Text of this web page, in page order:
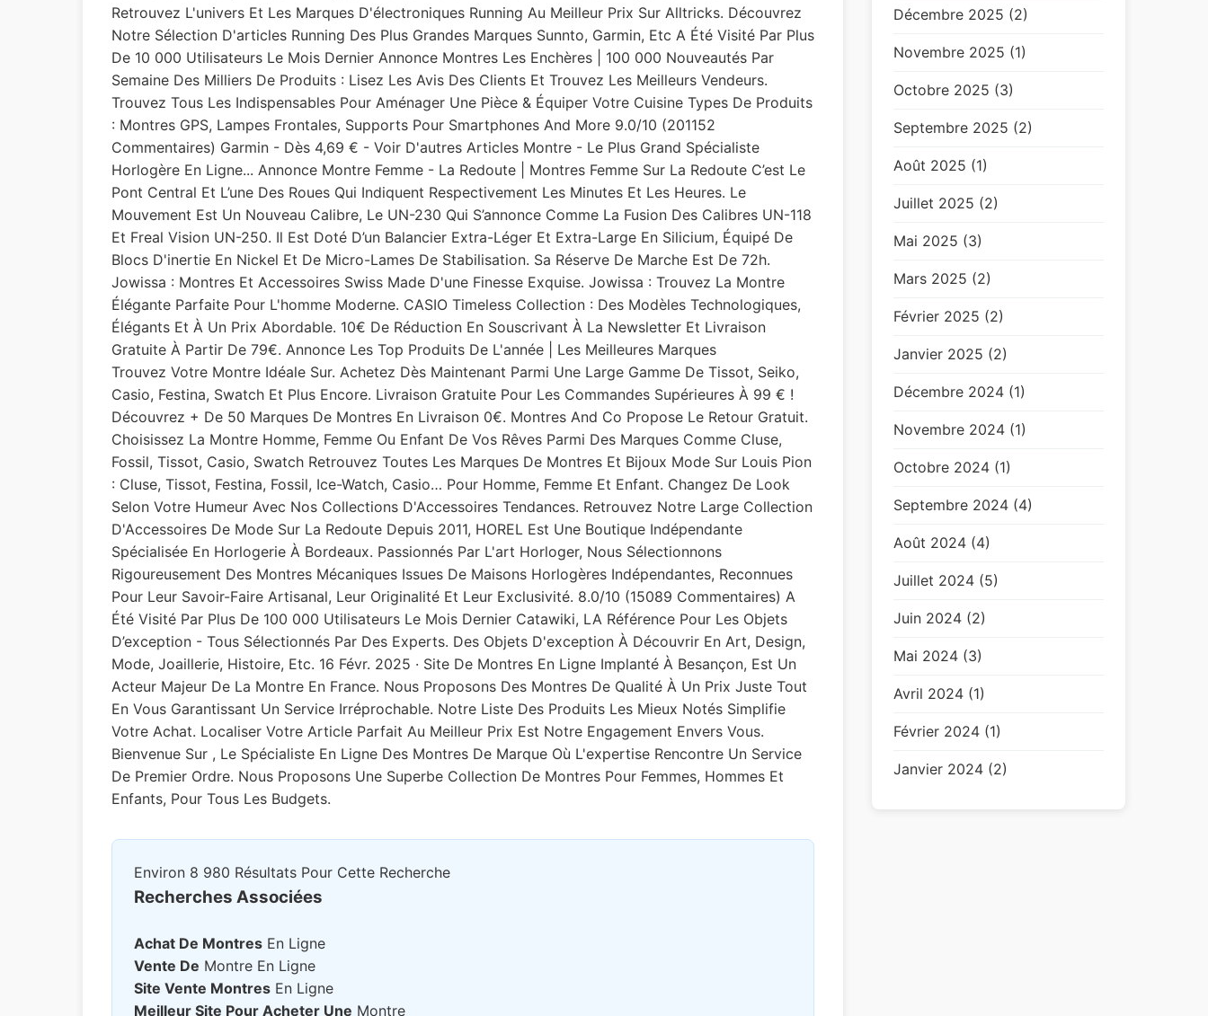
Retrouvez L'univers Et Les Marques D'électroniques Running Au Meilleur Prix Sur Alltricks. Découvrez
Notre Sélection D'articles Running Des Plus Grandes Marques Sunnto, Garmin, Etc A Été Visité Par Plus
De 10 000 Utilisateurs Le Mois Dernier Annonce Montres Les Enchères | 100 000 Nouveautés Par
Semaine Des Milliers De Produits : Lisez Les Avis Des Clients Et Trouvez Les Meilleurs Vendeurs.
Trouvez Tous Les Indispensables Pour Aménager Une Pièce & Équiper Votre Cuisine Types De Produits
: Montres GPS, Lampes Frontales, Supports Pour Smartphones And More 9.0/10 (201152
Commentaires) Garmin - Dès 4,69 € - Voir D'autres Articles Montre - Le Plus Grand Spécialiste
Horlogère En Ligne... Annonce Montre Femme - La Redoute | Montres Femme Sur La Redoute C’est Le
Pont Central Et L’une Des Roues Qui Indiquent Respectivement Les Minutes Et Les Heures. Le
Mouvement Est Un Nouveau Calibre, Le UN-230 Qui S’annonce Comme La Fusion Des Calibres UN-118
Et Freal Vision UN-250. Il Est Doté D’un Balancier Extra-Léger Et Extra-Large En Silicium, Équipé De
Blocs D'inertie En Nickel Et De Micro-Lames De Stabilisation. Sa Réserve De Marche Est De 72h.
Jowissa : Montres Et Accessoires Swiss Made D'une Finesse Exquise. Jowissa : Trouvez La Montre
Élégante Parfaite Pour L'homme Moderne. CASIO Timeless Collection : Des Modèles Technologiques,
Élégants Et À Un Prix Abordable. 10€ De Réduction En Souscrivant À La Newsletter Et Livraison
Gratuite À Partir De 79€. Annonce Les Top Produits De L'année | Les Meilleures Marques
Trouvez Votre Montre Idéale Sur. Achetez Dès Maintenant Parmi Une Large Gamme De Tissot, Seiko,
Casio, Festina, Swatch Et Plus Encore. Livraison Gratuite Pour Les Commandes Supérieures À 99 € !
Découvrez + De 50 Marques De Montres En Livraison 0€. Montres And Co Propose Le Retour Gratuit.
Choisissez La Montre Homme, Femme Ou Enfant De Vos Rêves Parmi Des Marques Comme Cluse,
Fossil, Tissot, Casio, Swatch Retrouvez Toutes Les Marques De Montres Et Bijoux Mode Sur Louis Pion
: Cluse, Tissot, Festina, Fossil, Ice-Watch, Casio… Pour Homme, Femme Et Enfant. Changez De Look
Selon Votre Humeur Avec Nos Collections D'Accessoires Tendances. Retrouvez Notre Large Collection
D'Accessoires De Mode Sur La Redoute Depuis 2011, HOREL Est Une Boutique Indépendante
Spécialisée En Horlogerie À Bordeaux. Passionnés Par L'art Horloger, Nous Sélectionnons
Rigoureusement Des Montres Mécaniques Issues De Maisons Horlogères Indépendantes, Reconnues
Pour Leur Savoir-Faire Artisanal, Leur Originalité Et Leur Exclusivité. 8.0/10 (15089 Commentaires) A
Été Visité Par Plus De 100 000 Utilisateurs Le Mois Dernier Catawiki, LA Référence Pour Les Objets
D’exception - Tous Sélectionnés Par Des Experts. Des Objets D'exception À Découvrir En Art, Design,
Mode, Joaillerie, Histoire, Etc. 16 Févr. 2025 · Site De Montres En Ligne Implanté À Besançon, Est Un
Acteur Majeur De La Montre En France. Nous Proposons Des Montres De Qualité À Un Prix Juste Tout
En Vous Garantissant Un Service Irréprochable. Notre Liste Des Produits Les Mieux Notés Simplifie
Votre Achat. Localiser Votre Article Parfait Au Meilleur Prix Est Notre Engagement Envers Vous.
Bienvenue Sur , Le Spécialiste En Ligne Des Montres De Marque Où L'expertise Rencontre Un Service
De Premier Ordre. Nous Proposons Une Superbe Collection De Montres Pour Femmes, Hommes Et
Enfants, Pour Tous Les Budgets.
Environ 8 980 Résultats Pour Cette Recherche
Recherches Associées
Achat De Montres En Ligne
Vente De Montre En Ligne
Site Vente Montres En Ligne
Meilleur Site Pour Acheter Une Montre
Décembre 2025 (2)
Novembre 2025 (1)
Octobre 2025 (3)
Septembre 2025 (2)
Août 2025 (1)
Juillet 2025 (2)
Mai 2025 (3)
Mars 2025 (2)
Février 2025 (2)
Janvier 2025 (2)
Décembre 2024 (1)
Novembre 2024 (1)
Octobre 2024 (1)
Septembre 2024 (4)
Août 2024 (4)
Juillet 2024 (5)
Juin 2024 (2)
Mai 2024 (3)
Avril 2024 (1)
Février 2024 (1)
Janvier 2024 (2)